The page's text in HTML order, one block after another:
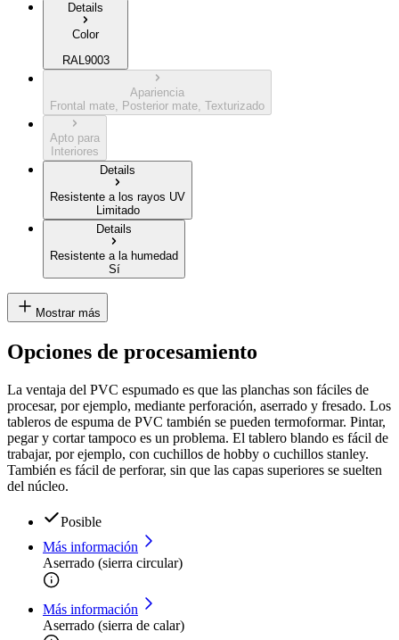
Details
Color
RAL9003
Apariencia
Frontal mate, Posterior mate, Texturizado
Apto para
Interiores
Details
Resistente a los rayos UV
Limitado
Details
Resistente a la humedad
Sí
Mostrar más
Opciones de procesamiento
La ventaja del PVC espumado es que las planchas son fáciles de
procesar, por ejemplo, mediante perforación, aserrado y fresado. Los
tableros de espuma de PVC también se pueden termoformar. Pintar,
pegar y cortar tampoco es un problema. El tablero blando es fácil de
trabajar, por ejemplo, con cuchillos de hobby o cuchillos stanley.
También es fácil de perforar, sin que las capas superiores se suelten
del núcleo.
Posible
Más información
Aserrado (sierra circular)
Más información
Aserrado (sierra de calar)